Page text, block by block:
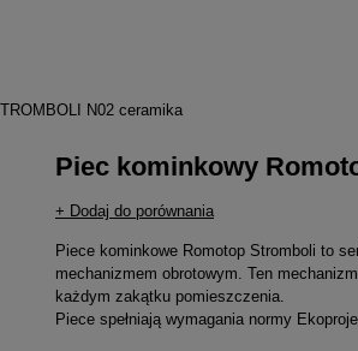
N02 ceramika
Piec kominkowy
+ Dodaj do porównania
Piece kominkowe Romotop Stromboli to
mechanizmem obrotowym. Ten
każdym zakątku pomieszczenia.
Piece spełniają wymagania normy